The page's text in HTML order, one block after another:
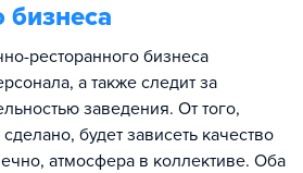
бизнеса
ресторанного бизнеса
а также следит за
заведения. От того,
будет зависеть качество
атмосфера в коллективе. Оба